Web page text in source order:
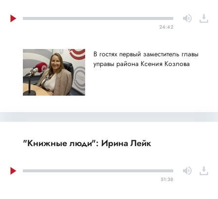
24:42
В гостях первый заместитель главы
управы района Ксения Козлова
"Книжные люди": Ирина Лейк
51:38